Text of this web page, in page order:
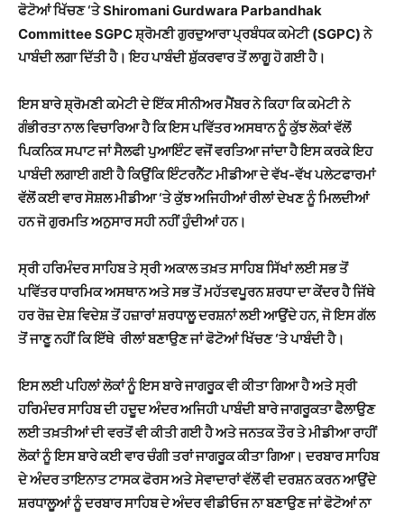
ਫੋਟੋਆਂ ਖਿੱਚਣ ‘ਤੇ Shiromani Gurdwara Parbandhak
Committee SGPC ਸ਼੍ਰੋਮਣੀ ਗੁਰਦੁਆਰਾ ਪ੍ਰਬੰਧਕ ਕਮੇਟੀ (SGPC) ਨੇ
ਪਾਬੰਦੀ ਲਗਾ ਦਿੱਤੀ ਹੈ। ਇਹ ਪਾਬੰਦੀ ਸ਼ੁੱਕਰਵਾਰ ਤੋਂ ਲਾਗੂ ਹੋ ਗਈ ਹੈ।
ਇਸ ਬਾਰੇ ਸ਼੍ਰੋਮਣੀ ਕਮੇਟੀ ਦੇ ਇੱਕ ਸੀਨੀਅਰ ਮੈਂਬਰ ਨੇ ਕਿਹਾ ਕਿ ਕਮੇਟੀ ਨੇ
ਗੰਭੀਰਤਾ ਨਾਲ ਵਿਚਾਰਿਆ ਹੈ ਕਿ ਇਸ ਪਵਿੱਤਰ ਅਸਥਾਨ ਨੂੰ ਕੁੱਝ ਲੋਕਾਂ ਵੱਲੋਂ
ਪਿਕਨਿਕ ਸਪਾਟ ਜਾਂ ਸੈਲਫੀ ਪੁਆਇੰਟ ਵਜੋਂ ਵਰਤਿਆ ਜਾਂਦਾ ਹੈ ਇਸ ਕਰਕੇ ਇਹ
ਪਾਬੰਦੀ ਲਗਾਈ ਗਈ ਹੈ ਕਿਉਂਕਿ ਇੰਟਰਨੈੱਟ ਮੀਡੀਆ ਦੇ ਵੱਖ-ਵੱਖ ਪਲੇਟਫਾਰਮਾਂ
ਵੱਲੋਂ ਕਈ ਵਾਰ ਸੋਸ਼ਲ ਮੀਡੀਆ ‘ਤੇ ਕੁੱਝ ਅਜਿਹੀਆਂ ਰੀਲਾਂ ਦੇਖਣ ਨੂੰ ਮਿਲਦੀਆਂ
ਹਨ ਜੋ ਗੁਰਮਤਿ ਅਨੁਸਾਰ ਸਹੀ ਨਹੀਂ ਹੁੰਦੀਆਂ ਹਨ।
ਸ੍ਰੀ ਹਰਿਮੰਦਰ ਸਾਹਿਬ ਤੇ ਸ੍ਰੀ ਅਕਾਲ ਤਖ਼ਤ ਸਾਹਿਬ ਸਿੱਖਾਂ ਲਈ ਸਭ ਤੋਂ
ਪਵਿੱਤਰ ਧਾਰਮਿਕ ਅਸਥਾਨ ਅਤੇ ਸਭ ਤੋਂ ਮਹੱਤਵਪੂਰਨ ਸ਼ਰਧਾ ਦਾ ਕੇਂਦਰ ਹੈ ਜਿੱਥੇ
ਹਰ ਰੋਜ਼ ਦੇਸ਼ ਵਿਦੇਸ਼ ਤੋਂ ਹਜ਼ਾਰਾਂ ਸ਼ਰਧਾਲੂ ਦਰਸ਼ਨਾਂ ਲਈ ਆਉਂਦੇ ਹਨ, ਜੋ ਇਸ ਗੱਲ
ਤੋਂ ਜਾਣੂ ਨਹੀਂ ਕਿ ਇੱਥੇ ਰੀਲਾਂ ਬਣਾਉਣ ਜਾਂ ਫੋਟੋਆਂ ਖਿੱਚਣ ‘ਤੇ ਪਾਬੰਦੀ ਹੈ।
ਇਸ ਲਈ ਪਹਿਲਾਂ ਲੋਕਾਂ ਨੂੰ ਇਸ ਬਾਰੇ ਜਾਗਰੂਕ ਵੀ ਕੀਤਾ ਗਿਆ ਹੈ ਅਤੇ ਸ੍ਰੀ
ਹਰਿਮੰਦਰ ਸਾਹਿਬ ਦੀ ਹਦੂਦ ਅੰਦਰ ਅਜਿਹੀ ਪਾਬੰਦੀ ਬਾਰੇ ਜਾਗਰੂਕਤਾ ਫੈਲਾਉਣ
ਲਈ ਤਖ਼ਤੀਆਂ ਦੀ ਵਰਤੋਂ ਵੀ ਕੀਤੀ ਗਈ ਹੈ ਅਤੇ ਜਨਤਕ ਤੌਰ ਤੇ ਮੀਡੀਆ ਰਾਹੀਂ
ਲੋਕਾਂ ਨੂੰ ਇਸ ਬਾਰੇ ਕਈ ਵਾਰ ਚੰਗੀ ਤਰਾਂ ਜਾਗਰੂਕ ਕੀਤਾ ਗਿਆ। ਦਰਬਾਰ ਸਾਹਿਬ
ਦੇ ਅੰਦਰ ਤਾਇਨਾਤ ਟਾਸਕ ਫੋਰਸ ਅਤੇ ਸੇਵਾਦਾਰਾਂ ਵੱਲੋਂ ਵੀ ਦਰਸ਼ਨ ਕਰਨ ਆਉਂਦੇ
ਸ਼ਰਧਾਲੂਆਂ ਨੂੰ ਦਰਬਾਰ ਸਾਹਿਬ ਦੇ ਅੰਦਰ ਵੀਡੀਓਜ ਨਾ ਬਣਾਉਣ ਜਾਂ ਫੋਟੋਆਂ ਨਾ